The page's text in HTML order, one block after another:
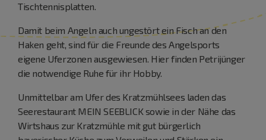
Tischtennisplatten.
Damit beim Angeln auch ungestört ein Fisch an den
Haken geht, sind für die Freunde des Angelsports
eigene Uferzonen ausgewiesen. Hier finden Petrijünger
die notwendige Ruhe für ihr Hobby.
Unmittelbar am Ufer des Kratzmühlsees laden das
Seerestaurant MEIN SEEBLICK sowie in der Nähe das
Wirtshaus zur Kratzmühle mit gut bürgerlich